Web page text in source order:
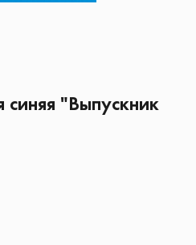
"Выпускник